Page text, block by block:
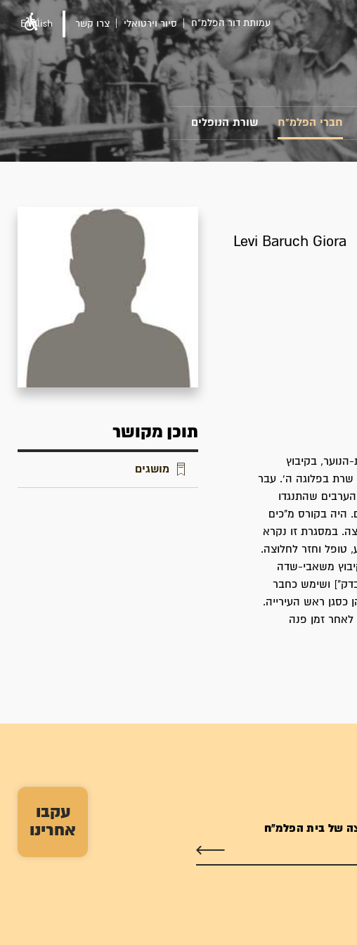
עקבו
אחרינו
עמותת דור הפלמ"ח סיור וירטואלי צרו קשר English
חברי הפלמ"ח שורת הנופלים
Levi Baruch Giora
במסגרת עליית-הנוער, בקיבוץ
שרת בפלוגה ה'. עבר
שהתנגדו
היה בקורס מ"כים
במסגרת זו נקרא
טופל וחזר לחלוצה.
משאבי-שדה
ושימש כחבר
כסגן ראש העירייה.
לאחר זמן פנה
תוכן מקושר
מושגים
של בית הפלמ"ח